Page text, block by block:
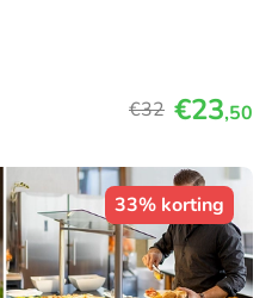
€32 €23,50
33% korting